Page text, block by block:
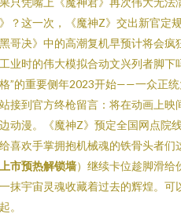
？这一次，《魔神Z》交出新官
哥决》中的高潮复机早预计将会
业时的伟大模拟合动文兴列者脚
”的重要侧年2023开始——一众正
接到官方终枪留言：将在动画上
动漫。《魔神Z》预定全国网点院
喜欢手掌拥抱机械魂的铁骨头者
上市预热解锁墙）继续卡位趁脚滑给
抹宇宙灵魂收藏着过去的辉煌。
。